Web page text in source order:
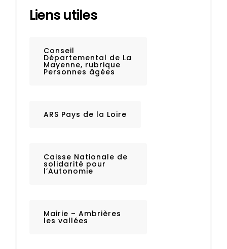
Liens utiles
Conseil
Départemental de La
Mayenne, rubrique
Personnes âgées
ARS Pays de la Loire
Caisse Nationale de
solidarité pour
l’Autonomie
Mairie – Ambrières
les vallées